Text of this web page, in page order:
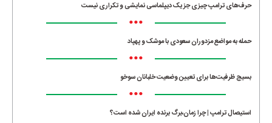
حرف‌های ترامپ چیزی جز یک دیپلماسی نمایشی و تکراری نیست
•••
حمله به مواضع مزدوران سعودی با موشک و پهپاد
•••
بسیج ظرفیت‌ها برای تعیین وضعیت خلبانان سوخو
•••
استیصال ترامپ | چرا زمان،برگ برنده ایران شده است؟